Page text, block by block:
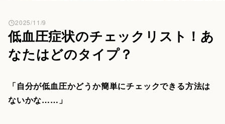
低血圧症状のチェックリスト！あ
なたはどのタイプ？
2025/11/9
「自分が低血圧かどうか簡単にチェックできる方法は
ないかな……」